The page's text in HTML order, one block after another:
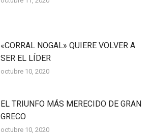
«CORRAL NOGAL» QUIERE VOLVER A
SER EL LÍDER
octubre 10, 2020
EL TRIUNFO MÁS MERECIDO DE GRAN
GRECO
octubre 10, 2020